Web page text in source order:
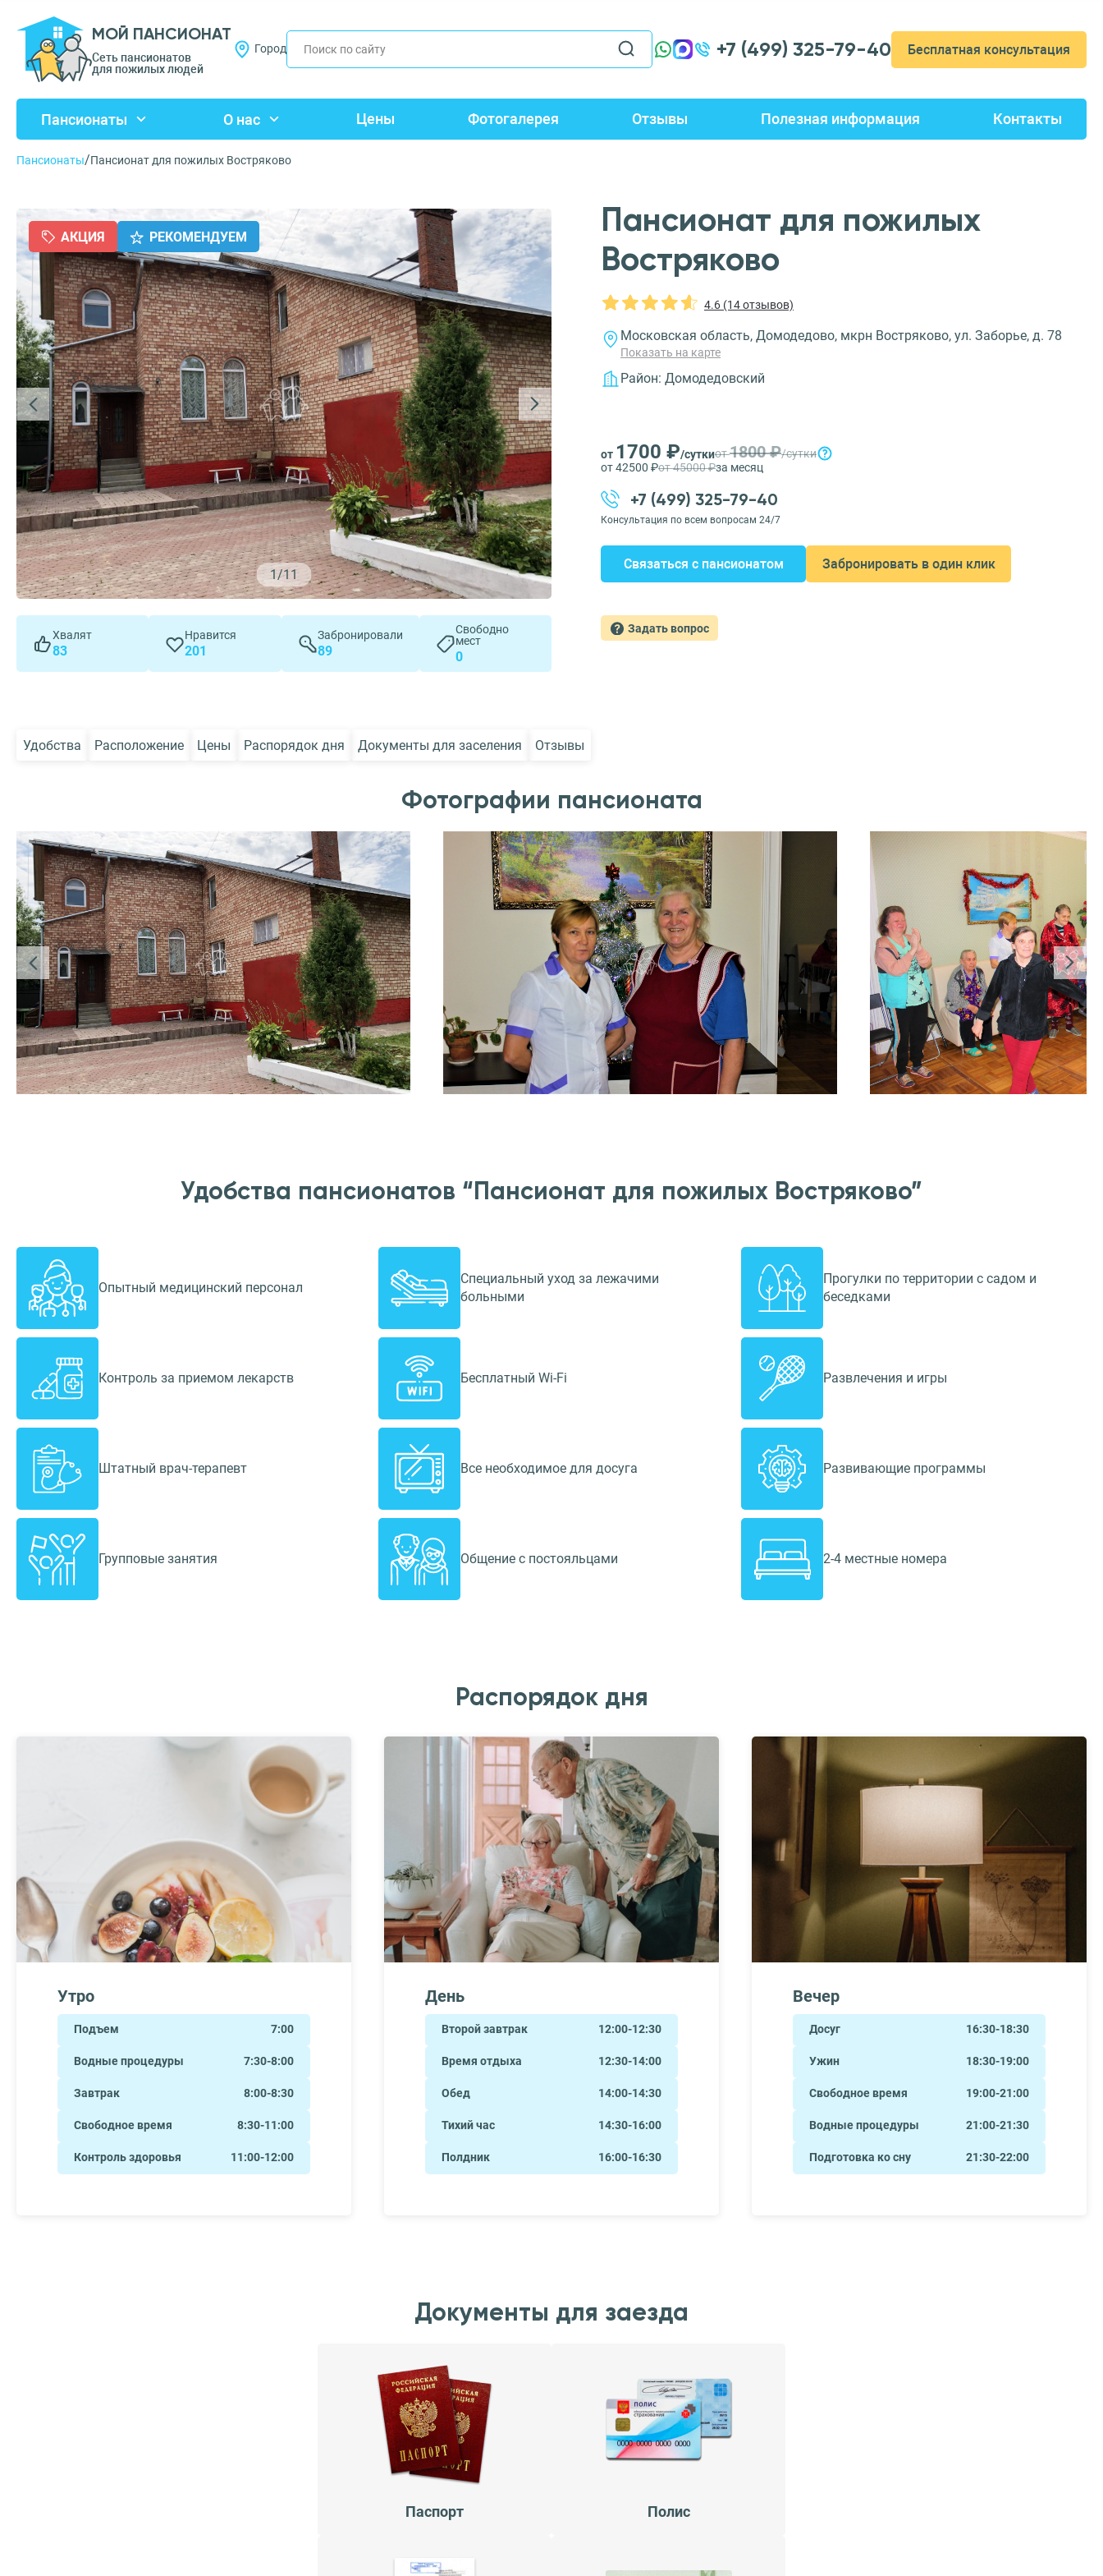
МОЙ ПАНСИОНАТ
Сеть пансионатов
для пожилых людей
Город +7 (499) 325-79-40 Бесплатная консультация
Пансионаты О нас Цены Фотогалерея Отзывы Полезная информация Контакты
Пансионаты/Пансионат для пожилых Востряково
1/11
АКЦИЯ РЕКОМЕНДУЕМ
Хвалят
83
Нравится
201
Забронировали
89
Свободно
мест
0
Пансионат для пожилых
Востряково
4.6 (14 отзывов)
Московская область, Домодедово, мкрн Востряково, ул. Заборье, д. 78
Показать на карте
Район: Домодедовский
от 1700 ₽/суткиот1800 ₽/сутки
от 42500 ₽от 45000 ₽за месяц
+7 (499) 325-79-40
Консультация по всем вопросам 24/7
Связаться с пансионатом Забронировать в один клик
Задать вопрос
Удобства Расположение Цены Распорядок дня Документы для заселения Отзывы
Фотографии пансионата
Удобства пансионатов “Пансионат для пожилых Востряково”
Опытный медицинский персонал
Специальный уход за лежачими
больными
Прогулки по территории с садом и
беседками
Контроль за приемом лекарств Бесплатный Wi-Fi Развлечения и игры
Штатный врач-терапевт Все необходимое для досуга Развивающие программы
Групповые занятия Общение с постояльцами 2-4 местные номера
Распорядок дня
Утро
Подъем 7:00
Водные процедуры 7:30-8:00
Завтрак 8:00-8:30
Свободное время 8:30-11:00
Контроль здоровья 11:00-12:00
День
Второй завтрак 12:00-12:30
Время отдыха 12:30-14:00
Обед 14:00-14:30
Тихий час 14:30-16:00
Полдник 16:00-16:30
Вечер
Досуг 16:30-18:30
Ужин 18:30-19:00
Свободное время 19:00-21:00
Водные процедуры 21:00-21:30
Подготовка ко сну 21:30-22:00
Документы для заезда
Паспорт Полис